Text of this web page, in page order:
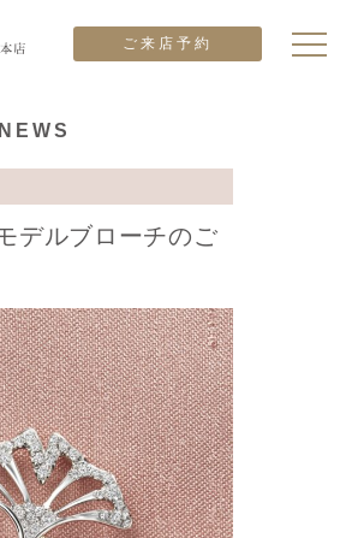
ご来店予約
NEWS
デルブローチのご